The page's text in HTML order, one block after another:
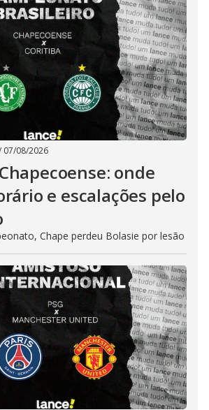
07/08/2026
onde
e escalações pelo
Chape perdeu Bolasie por lesão